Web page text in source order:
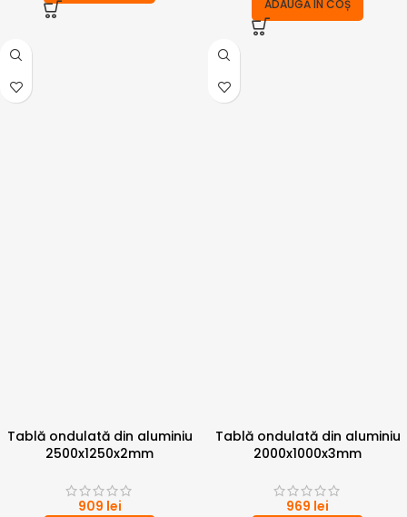
ADAUGĂ ÎN COȘ
Tablă ondulată din aluminiu
2500x1250x2mm
909 lei
Tablă ondulată din aluminiu
2000x1000x3mm
969 lei